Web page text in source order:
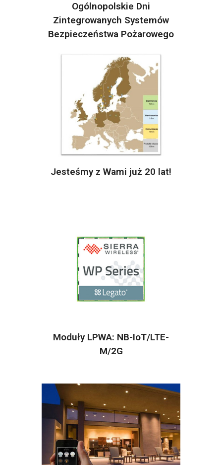
Ogólnopolskie Dni
Zintegrowanych Systemów
Bezpieczeństwa Pożarowego
Jesteśmy z Wami już 20 lat!
Moduły LPWA: NB-IoT/LTE-
M/2G